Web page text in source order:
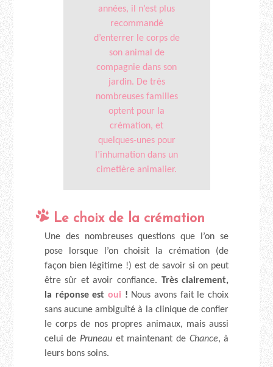
années, il n’est plus
recommandé
d’enterrer le corps de
son animal de
compagnie dans son
jardin. De très
nombreuses familles
optent pour la
crémation, et
quelques-unes pour
l’inhumation dans un
cimetière animalier.
Le choix de la crémation
Une des nombreuses questions que l’on se
pose lorsque l’on choisit la crémation (de
façon bien légitime !) est de savoir si on peut
être sûr et avoir confiance. Très clairement,
la réponse est oui ! Nous avons fait le choix
sans aucune ambiguïté à la clinique de confier
le corps de nos propres animaux, mais aussi
celui de Pruneau et maintenant de Chance, à
leurs bons soins.